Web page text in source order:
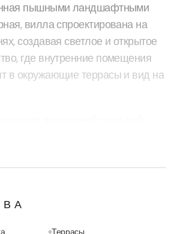
пышными ландшафтными
вилла спроектирована на
создавая светлое и открытое
где внутренние помещения
в окружающие террасы и вид на
оборудованной
и столовую зону с окнами от
панорамный вид
Террасы